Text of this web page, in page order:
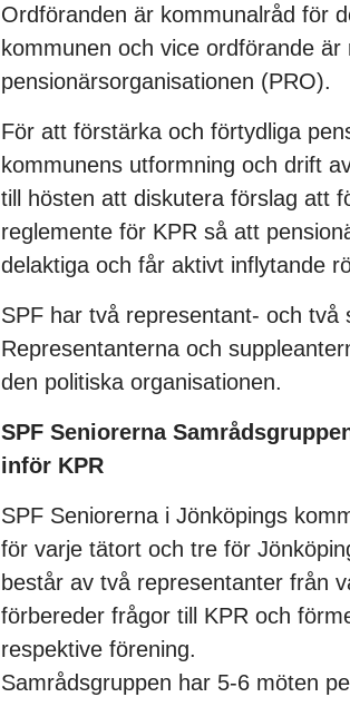
Ordföranden är kommunalråd för
kommunen och vice ordförande
pensionärsorganisationen (PRO).
För att förstärka och förtydliga
kommunens utformning och drift
till hösten att diskutera förslag att
reglemente för KPR så att
delaktiga och får aktivt inflytande
SPF har två representant- och två
Representanterna och
den politiska organisationen.
SPF Seniorerna
inför KPR
SPF Seniorerna i Jönköpings
för varje tätort och tre för
består av två representanter från
förbereder frågor till KPR och
respektive förening.
Samrådsgruppen har 5-6 möten